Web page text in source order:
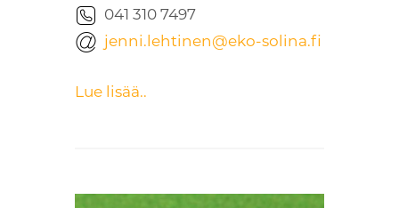
041 310 7497
jenni.lehtinen@eko-solina.fi
Lue lisää..